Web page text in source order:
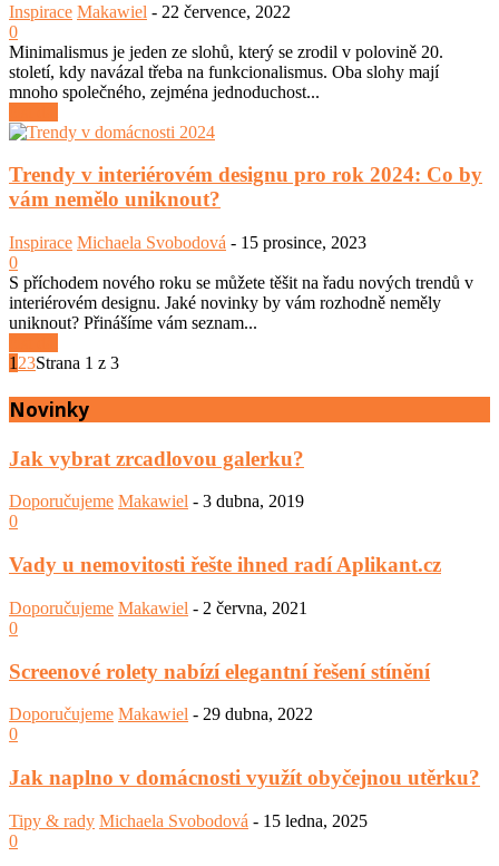
Inspirace Makawiel - 22 července, 2022
0
Minimalismus je jeden ze slohů, který se zrodil v polovině 20.
století, kdy navázal třeba na funkcionalismus. Oba slohy mají
mnoho společného, zejména jednoduchost...
Trendy v interiérovém designu pro rok 2024: Co by
vám nemělo uniknout?
Inspirace Michaela Svobodová - 15 prosince, 2023
0
S příchodem nového roku se můžete těšit na řadu nových trendů v
interiérovém designu. Jaké novinky by vám rozhodně neměly
uniknout? Přinášíme vám seznam...
1 23Strana 1 z 3
Novinky
Jak vybrat zrcadlovou galerku?
Doporučujeme Makawiel - 3 dubna, 2019
0
Vady u nemovitosti řešte ihned radí Aplikant.cz
Doporučujeme Makawiel - 2 června, 2021
0
Screenové rolety nabízí elegantní řešení stínění
Doporučujeme Makawiel - 29 dubna, 2022
0
Jak naplno v domácnosti využít obyčejnou utěrku?
Tipy & rady Michaela Svobodová - 15 ledna, 2025
0